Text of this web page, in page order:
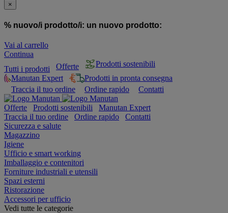
×
% nuovo/i prodotto/i: un nuovo prodotto:
Vai al carrello
Continua
Tutti i prodotti
Offerte
Prodotti sostenibili
Manutan Expert
Prodotti in pronta consegna
Traccia il tuo ordine
Ordine rapido Contatti
Offerte Prodotti sostenibili
Manutan Expert
Traccia il tuo ordine
Ordine rapido
Contatti
Sicurezza e salute
Magazzino
Igiene
Ufficio e smart working
Imballaggio e contenitori
Forniture industriali e utensili
Spazi esterni
Ristorazione
Accessori per ufficio
Vedi tutte le categorie